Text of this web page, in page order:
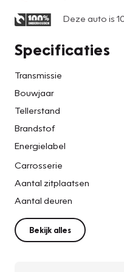
Deze auto is
Specificaties
Transmissie
Bouwjaar
Tellerstand
Brandstof
Energielabel
Carrosserie
Aantal zitplaatsen
Aantal deuren
Bekijk alles